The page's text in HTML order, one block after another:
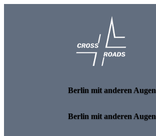
Berlin mit anderen Augen
Berlin mit anderen Augen